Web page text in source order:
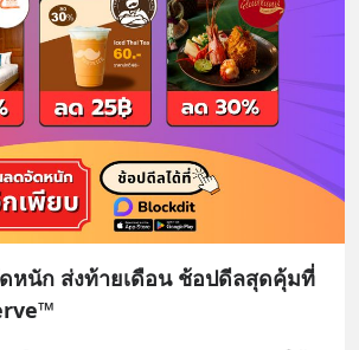
ดหนัก ส่งท้ายเดือน ช้อปดีลสุดคุ้มที่